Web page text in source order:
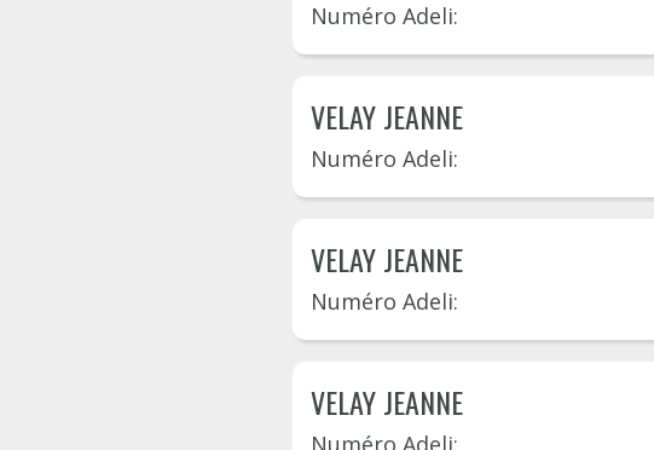
Numéro Adeli:
VELAY JEANNE
Numéro Adeli:
VELAY JEANNE
Numéro Adeli:
VELAY JEANNE
Numéro Adeli: